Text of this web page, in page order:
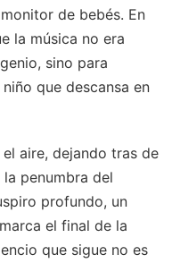
de bebés. En
la música no era
sino para
que descansa en
aire, dejando tras de
penumbra del
profundo, un
el final de la
que sigue no es